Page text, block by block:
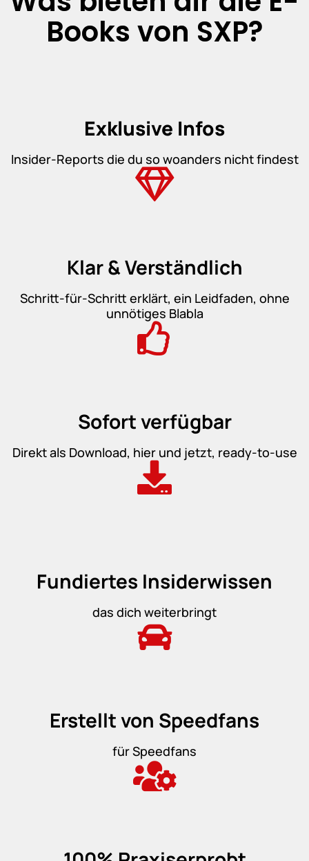
Books von SXP?
Exklusive Infos
Insider-Reports die du so woanders nicht findest
Klar & Verständlich
Schritt-für-Schritt erklärt, ein Leidfaden, ohne
unnötiges Blabla
Sofort verfügbar
Direkt als Download, hier und jetzt, ready-to-use
Fundiertes Insiderwissen
das dich weiterbringt
Erstellt von Speedfans
für Speedfans